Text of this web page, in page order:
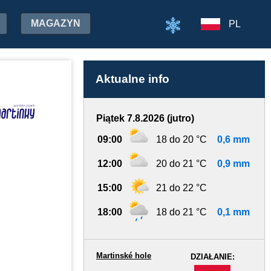
MAGAZYN PL
Aktualne info
Piątek 7.8.2026 (jutro)
09:00 18 do 20 °C 0,6 mm
12:00 20 do 21 °C 0,9 mm
15:00 21 do 22 °C
18:00 18 do 21 °C 0,1 mm
DZIAŁANIE:
Martinské hole